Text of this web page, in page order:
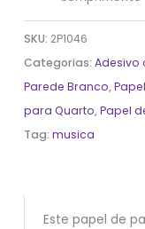
SKU: 2P1046
Categorias:Adesivo
Parede Branco,
para Quarto,Papel
Tag:musica
Este papel de